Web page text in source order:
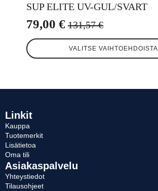
SUP ELITE UV-GUL/SVART
131,57€
Alkuperäinen
hinta
oli:
79,00 €
Nykyinen
hinta
on:
VALITSE VAIHTOEHDOISTA
Tällä
tuotteella
Voit
valinnat
tuotteen
sivulla.
Linkit
Kauppa
Tuotemerkit
Lisätietoa
Oma tili
Asiakaspalvelu
Yhteystiedot
Tilausohjeet